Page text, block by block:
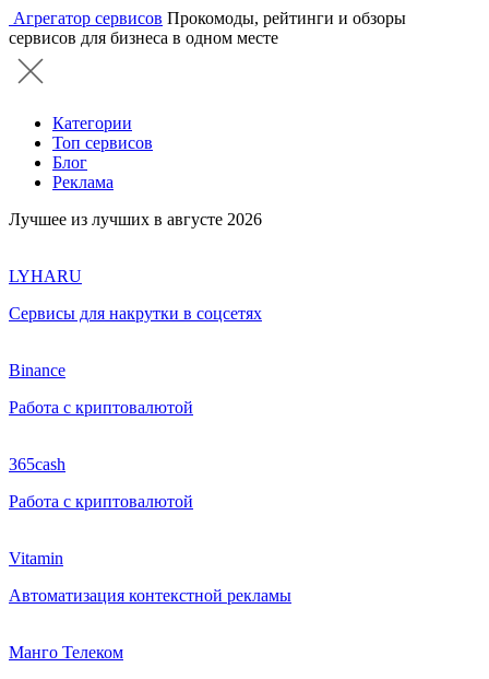
Агрегатор сервисов Прокомоды, рейтинги и обзоры
сервисов для бизнеса в одном месте
Категории
Топ сервисов
Блог
Реклама
Лучшее из лучших в августе 2026
LYHARU
Сервисы для накрутки в соцсетях
Binance
Работа с криптовалютой
365cash
Работа с криптовалютой
Vitamin
Автоматизация контекстной рекламы
Манго Телеком